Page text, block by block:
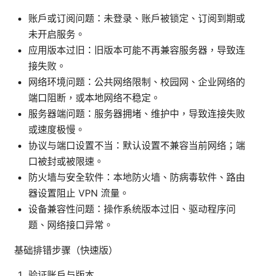
账户或订阅问题：未登录、账户被锁定、订阅到期或
未开启服务。
应用版本过旧：旧版本可能不再兼容服务器，导致连
接失败。
网络环境问题：公共网络限制、校园网、企业网络的
端口阻断，或本地网络不稳定。
服务器端问题：服务器拥堵、维护中，导致连接失败
或速度极慢。
协议与端口设置不当：默认设置不兼容当前网络；端
口被封或被限速。
防火墙与安全软件：本地防火墙、防病毒软件、路由
器设置阻止 VPN 流量。
设备兼容性问题：操作系统版本过旧、驱动程序问
题、网络接口异常。
基础排错步骤（快速版）